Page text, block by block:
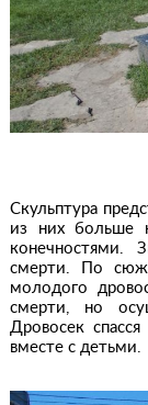
Скульптура
из них больше
конечностями.
смерти. По
молодого
смерти, но
Дровосек
вместе с детьми.